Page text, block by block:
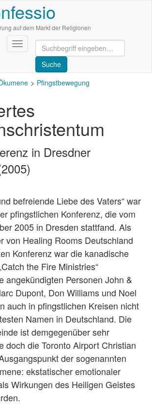
auf dem Markt der Religionen
Navigation
aktivieren/deaktivieren
Pfingstbewegung
in Dresdner
befreiende Liebe des Vaters“ war
pfingstlichen Konferenz, die vom
2005 in Dresden stattfand. Als
von Healing Rooms Deutschland
Konferenz war die kanadische
the Fire Ministries“
angekündigten Personen John &
Dupont, Don Williams und Noel
auch in pfingstlichen Kreisen nicht
Namen in Deutschland. Die
ist demgegenüber sehr
doch die Toronto Airport Christian
der sogenannten
ekstatischer emotionaler
Wirkungen des Heiligen Geistes